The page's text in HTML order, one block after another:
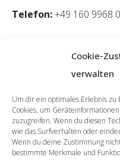
Cookie-
verwalten
Um dir ein optimales Erlebnis
Cookies, um
zuzugreifen. Wenn du diesen
wie das Surfverhalten oder
Wenn du deine Zustimmung
bestimmte Merkmale und
Telefon:+49 160 9968